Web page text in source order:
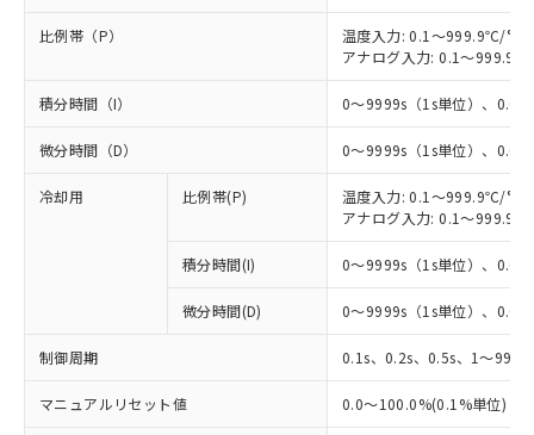
比例帯（P）
温度入力: 0.1～999.9℃/°F
アナログ入力: 0.1～
積分時間（I） 0～9999s（1s単位）、0.0
微分時間（D） 0～9999s（1s単位）、0.0
冷却用 比例帯(P)
温度入力: 0.1～999.9℃/°F
アナログ入力: 0.1～
積分時間(I) 0～9999s（1s単位）、0.0
微分時間(D) 0～9999s（1s単位）、0.0
制御周期 0.1s、0.2s、0.5s、1～99s
マニュアルリセット値 0.0～100.0%(0.1%単位)
※1 対応状況